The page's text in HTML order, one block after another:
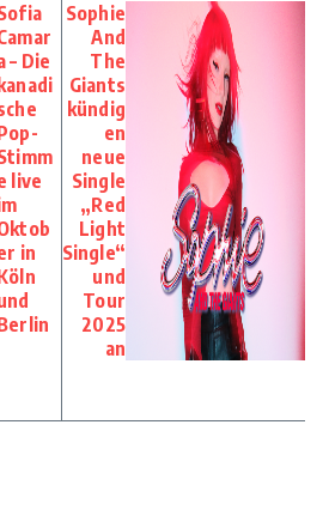
– Die
kanadi
live
in
Sophie
And
The
Giants
kündig
en
neue
Single
„Red
Light
Single“
und
Tour
2025
an